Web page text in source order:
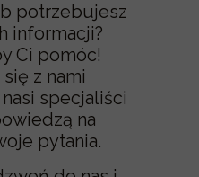
potrzebujesz
informacji?
Ci pomóc!
z nami
specjaliści
na
pytania.